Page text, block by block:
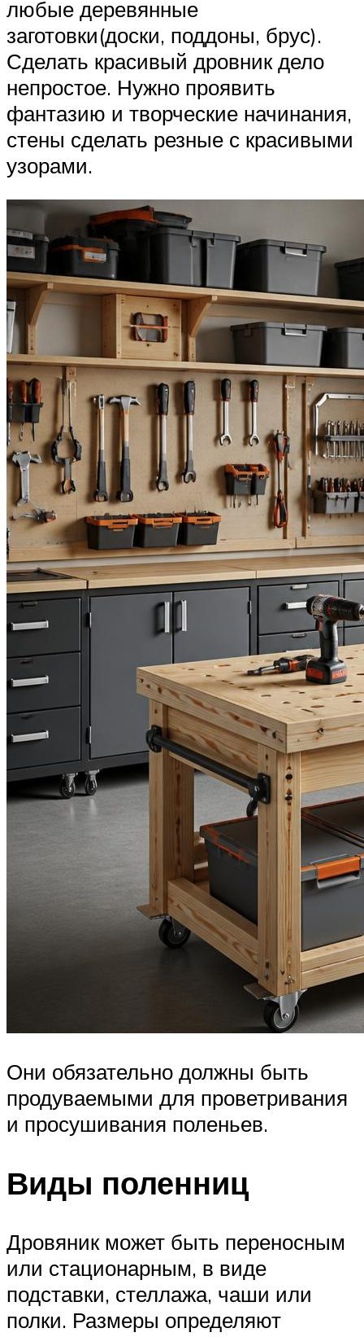
любые деревянные
заготовки(доски, поддоны, брус).
Сделать красивый дровник дело
непростое. Нужно проявить
фантазию и творческие начинания,
стены сделать резные с красивыми
узорами.
Они обязательно должны быть
продуваемыми для проветривания
и просушивания поленьев.
Виды поленниц
Дровяник может быть переносным
или стационарным, в виде
подставки, стеллажа, чаши или
полки. Размеры определяют